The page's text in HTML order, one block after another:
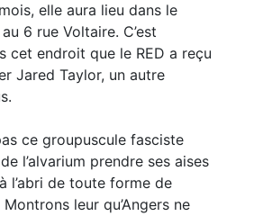
elle aura lieu dans le
6 rue Voltaire. C’est
cet endroit que le RED a reçu
Jared Taylor, un autre
ce groupuscule fasciste
l’alvarium prendre ses aises
l’abri de toute forme de
leur qu’Angers ne